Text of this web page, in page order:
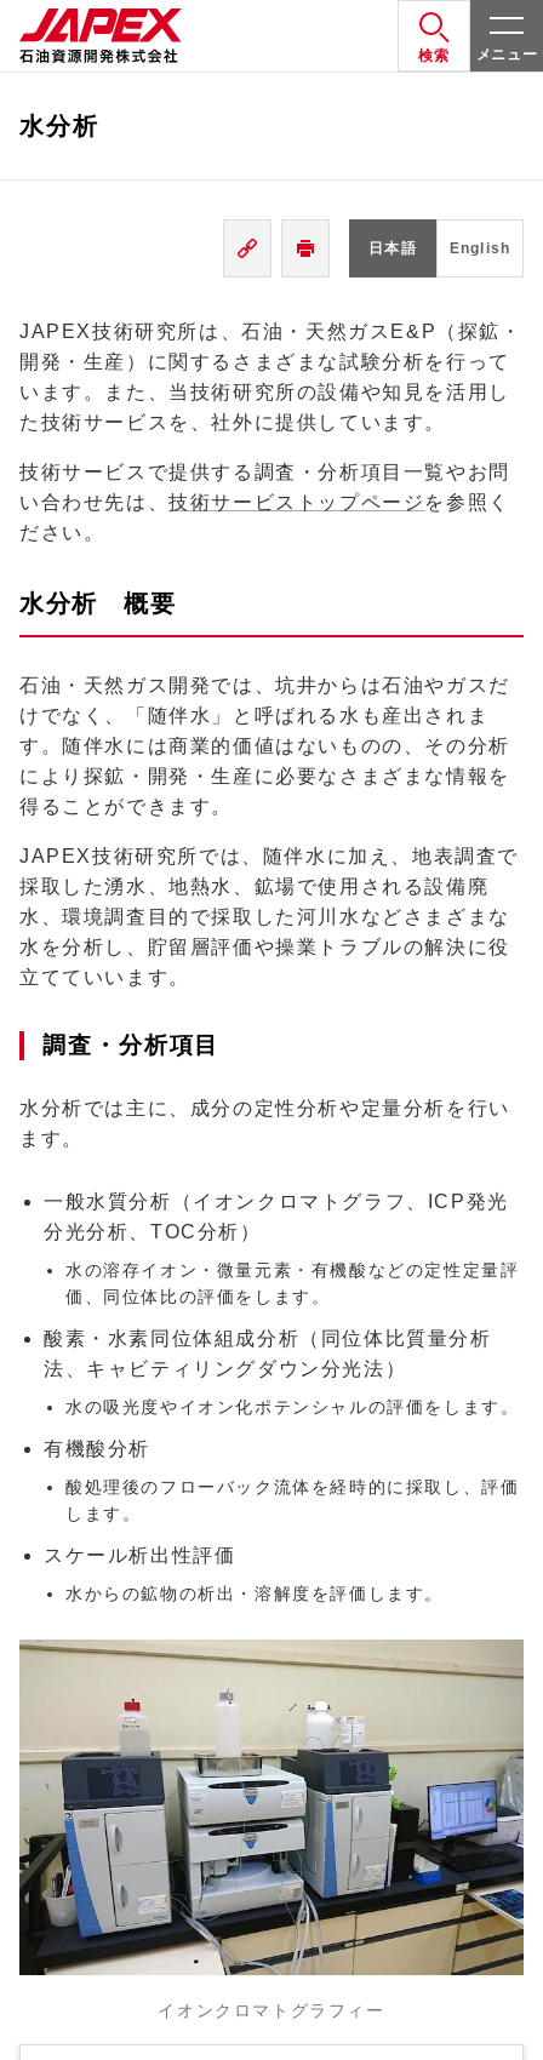
検索 メニュー
水分析
日本語 English
JAPEX技術研究所は、石油・天然ガス E&P
（探鉱・
開発・生産）に関するさまざまな試験分析を行って
います。また、当技術研究所の設備や知見を活用し
た技術サービスを、社外に提供しています。
技術サービスで提供する調査・分析項目一覧やお問
い合わせ先は、技術サービストップページ を参照く
ださい。
水分析 概要
石油・天然ガス開発では、坑井からは石油やガスだ
けでなく、「随伴水」と呼ばれる水も産出されま
す。随伴水には商業的価値はないものの、その分析
により探鉱・開発・生産に必要なさまざまな情報を
得ることができます。
JAPEX技術研究所では、随伴水に加え、地表調査で
採取した湧水、地熱水、鉱場で使用される設備廃
水、環境調査目的で採取した河川水などさまざまな
水を分析し、貯留層評価や操業トラブルの解決に役
立てていいます。
調査・分析項目
水分析では主に、成分の定性分析や定量分析を行い
ます。
一般水質分析（イオンクロマトグラフ、 ICP発光
分光分析、 TOC分析）
水の溶存イオン・微量元素・有機酸などの定性定量評
価、同位体比の評価をします。
酸素・水素同位体組成分析（同位体比質量分析
法、キャビティリングダウン分光法）
水の吸光度やイオン化ポテンシャルの評価をします。
有機酸分析
酸処理後のフローバック流体を経時的に採取し、評価
します。
スケール析出性評価
水からの鉱物の析出・溶解度を評価します。
イオンクロマトグラフィー